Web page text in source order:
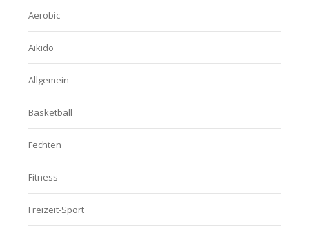
Aerobic
Aikido
Allgemein
Basketball
Fechten
Fitness
Freizeit-Sport